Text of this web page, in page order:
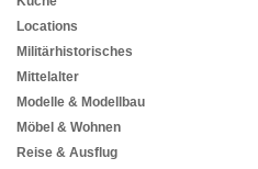
Locations
Militärhistorisches
Mittelalter
Modelle & Modellbau
Möbel & Wohnen
Reise & Ausflug